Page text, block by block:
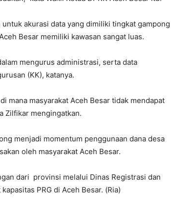
akurasi data yang dimiliki tingkat gampong
Besar memiliki kawasan sangat luas.
mengurus administrasi, serta data
(KK), katanya.
mana masyarakat Aceh Besar tidak mendapat
Zilfikar mengingatkan.
menjadi momentum penggunaan dana desa
oleh masyarakat Aceh Besar.
dari provinsi melalui Dinas Registrasi dan
PRG di Aceh Besar. (Ria)